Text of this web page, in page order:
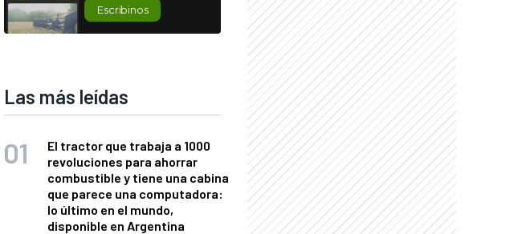
Escribinos
Las más leídas
El tractor que trabaja a 1000
revoluciones para ahorrar
combustible y tiene una cabina
que parece una computadora:
lo último en el mundo,
disponible en Argentina